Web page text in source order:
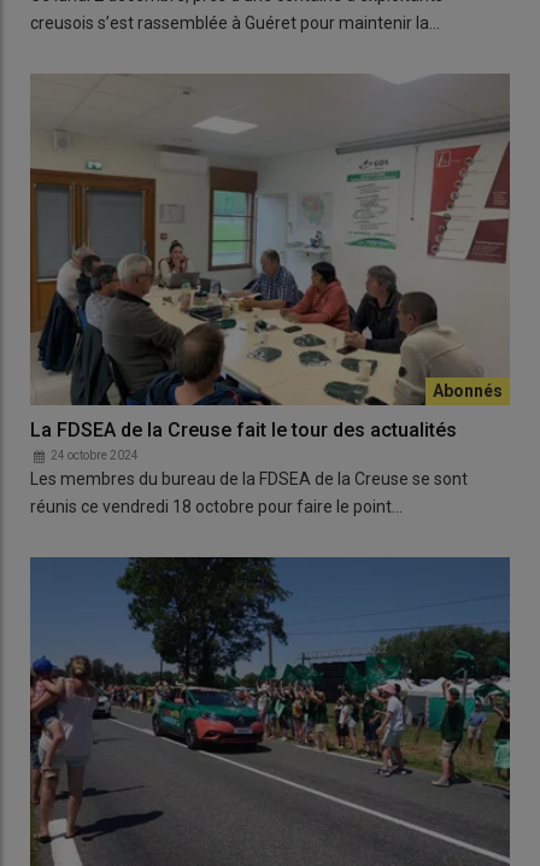
creusois s’est rassemblée à Guéret pour maintenir la…
La FDSEA de la Creuse fait le tour des actualités
24 octobre 2024
Les membres du bureau de la FDSEA de la Creuse se sont
réunis ce vendredi 18 octobre pour faire le point…